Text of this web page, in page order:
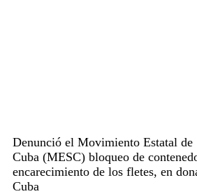
Denunció el Movimiento Estatal de
Cuba (MESC) bloqueo de
encarecimiento de los fletes, en
Cuba